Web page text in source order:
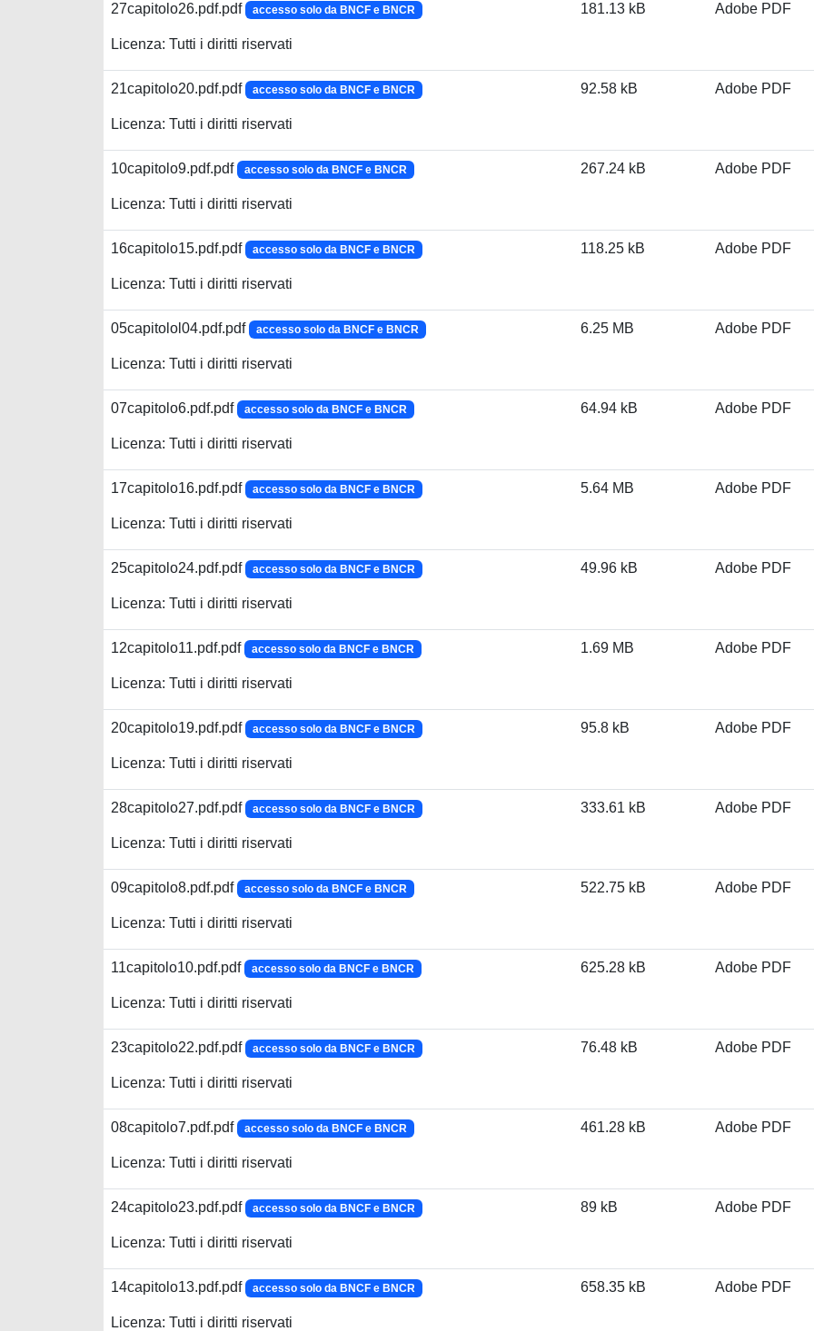
27capitolo26.pdf.pdf accesso solo da BNCF e BNCR
Licenza: Tutti i diritti riservati
181.13 kB Adobe PDF
21capitolo20.pdf.pdf accesso solo da BNCF e BNCR
Licenza: Tutti i diritti riservati
92.58 kB Adobe PDF
10capitolo9.pdf.pdf accesso solo da BNCF e BNCR
Licenza: Tutti i diritti riservati
267.24 kB Adobe PDF
16capitolo15.pdf.pdf accesso solo da BNCF e BNCR
Licenza: Tutti i diritti riservati
118.25 kB Adobe PDF
05capitolol04.pdf.pdf accesso solo da BNCF e BNCR
Licenza: Tutti i diritti riservati
6.25 MB Adobe PDF
07capitolo6.pdf.pdf accesso solo da BNCF e BNCR
Licenza: Tutti i diritti riservati
64.94 kB Adobe PDF
17capitolo16.pdf.pdf accesso solo da BNCF e BNCR
Licenza: Tutti i diritti riservati
5.64 MB Adobe PDF
25capitolo24.pdf.pdf accesso solo da BNCF e BNCR
Licenza: Tutti i diritti riservati
49.96 kB Adobe PDF
12capitolo11.pdf.pdf accesso solo da BNCF e BNCR
Licenza: Tutti i diritti riservati
1.69 MB Adobe PDF
20capitolo19.pdf.pdf accesso solo da BNCF e BNCR
Licenza: Tutti i diritti riservati
95.8 kB Adobe PDF
28capitolo27.pdf.pdf accesso solo da BNCF e BNCR
Licenza: Tutti i diritti riservati
333.61 kB Adobe PDF
09capitolo8.pdf.pdf accesso solo da BNCF e BNCR
Licenza: Tutti i diritti riservati
522.75 kB Adobe PDF
11capitolo10.pdf.pdf accesso solo da BNCF e BNCR
Licenza: Tutti i diritti riservati
625.28 kB Adobe PDF
23capitolo22.pdf.pdf accesso solo da BNCF e BNCR
Licenza: Tutti i diritti riservati
76.48 kB Adobe PDF
08capitolo7.pdf.pdf accesso solo da BNCF e BNCR
Licenza: Tutti i diritti riservati
461.28 kB Adobe PDF
24capitolo23.pdf.pdf accesso solo da BNCF e BNCR
Licenza: Tutti i diritti riservati
89 kB Adobe PDF
14capitolo13.pdf.pdf accesso solo da BNCF e BNCR
Licenza: Tutti i diritti riservati
658.35 kB Adobe PDF